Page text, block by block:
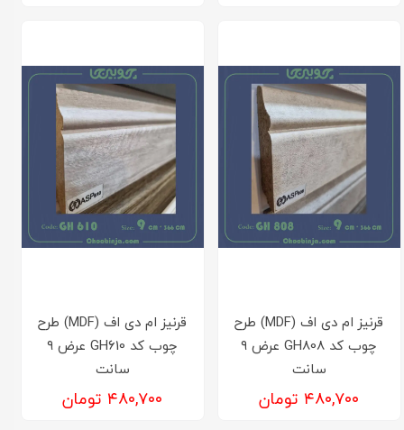
قرنیز ام دی اف (MDF) طرح
چوب کد GH808 عرض ۹
سانت
۴۸۰,۷۰۰ تومان
قرنیز ام دی اف (MDF) طرح
چوب کد GH610 عرض ۹
سانت
۴۸۰,۷۰۰ تومان